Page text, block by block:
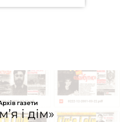
газети
і дім»